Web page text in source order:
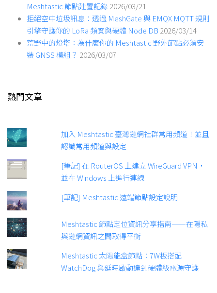
Meshtastic 節點建置記錄2026/03/21
拒絕空中垃圾訊息：透過 MeshGate 與 EMQX MQTT 規則
引擎守護你的 LoRa 頻寬與硬體 Node DB 2026/03/14
荒野中的燈塔：為什麼你的 Meshtastic 野外節點必須安
裝 GNSS 模組？ 2026/03/07
熱門文章
加入 Meshtastic 臺灣鏈網社群常用頻道！並且
認識常用頻道與設定
[筆記] 在 RouterOS 上建立 WireGuard VPN，
並在 Windows 上進行連線
[筆記] Meshtastic 遠端節點設定說明
Meshtastic 節點定位資訊分享指南——在隱私
與鏈網資訊之間取得平衡
Meshtastic 太陽能盒節點：7W板搭配
WatchDog 與延時啟動達到硬體級電源守護